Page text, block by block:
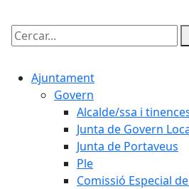
Cercar:
Ajuntament
Govern
Alcalde/ssa i
Junta de Govern
Junta de Portaveus
Ple
Comissió Especial